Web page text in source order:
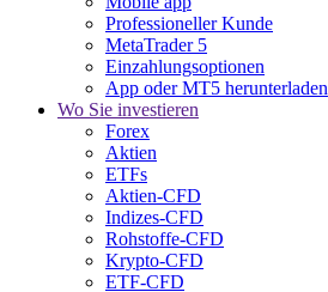
Professioneller Kunde
MetaTrader 5
Einzahlungsoptionen
App oder MT5 herunterladen
Wo Sie investieren
Forex
Aktien
ETFs
Aktien-CFD
Indizes-CFD
Rohstoffe-CFD
Krypto-CFD
ETF-CFD